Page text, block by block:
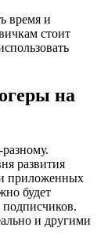
время и
стоит
на
развития
приложенных
будет
подписчиков.
и другими